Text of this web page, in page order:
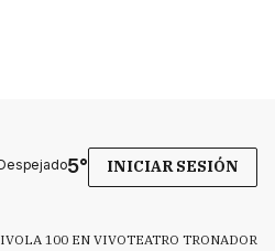
5° INICIAR SESIÓN
LA 100 EN VIVOTEATRO TRONADOR